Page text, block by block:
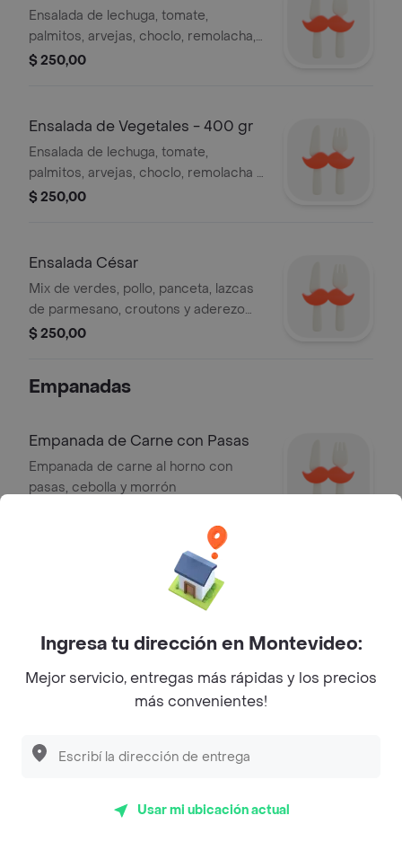
Ensalada de lechuga, tomate,
palmitos, arvejas, choclo, remolacha,
huevo duro y atún
$ 250,00
Ensalada de Vegetales - 400 gr
Ensalada de lechuga, tomate,
palmitos, arvejas, choclo, remolacha y
huevo duro
$ 250,00
Ensalada César
Mix de verdes, pollo, panceta, lazcas
de parmesano, croutons y aderezo
césar.
$ 250,00
Empanadas
Empanada de Carne con Pasas
Empanada de carne al horno con
pasas, cebolla y morrón
Empanada de Carne y Panceta
Empanada de carne al horno con
$ 109,00
Empanada al horno con tomate, queso
y albahaca
Ingresa tu dirección en Montevideo:
Mejor servicio, entregas más rápidas y los precios
más convenientes!
Usar mi ubicación actual